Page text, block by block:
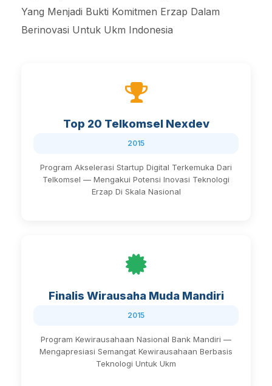
Yang Menjadi Bukti Komitmen Erzap Dalam
Berinovasi Untuk Ukm Indonesia
Top 20 Telkomsel Nexdev
2015
Program Akselerasi Startup Digital Terkemuka Dari
Telkomsel — Mengakui Potensi Inovasi Teknologi
Erzap Di Skala Nasional
Finalis Wirausaha Muda Mandiri
2015
Program Kewirausahaan Nasional Bank Mandiri —
Mengapresiasi Semangat Kewirausahaan Berbasis
Teknologi Untuk Ukm